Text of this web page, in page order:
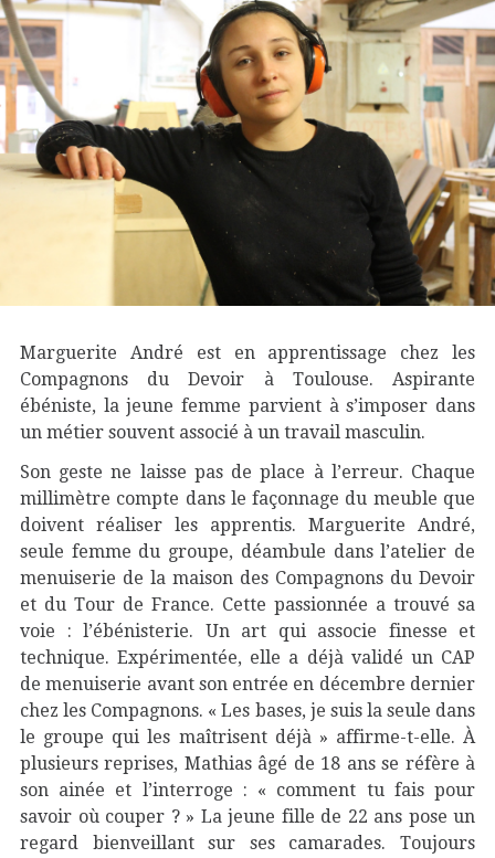
Marguerite André est en apprentissage chez les
Compagnons du Devoir à Toulouse. Aspirante
ébéniste, la jeune femme parvient à s’imposer dans
un métier souvent associé à un travail masculin.
Son geste ne laisse pas de place à l’erreur. Chaque
millimètre compte dans le façonnage du meuble que
doivent réaliser les apprentis. Marguerite André,
seule femme du groupe, déambule dans l’atelier de
menuiserie de la maison des Compagnons du Devoir
et du Tour de France. Cette passionnée a trouvé sa
voie : l’ébénisterie. Un art qui associe finesse et
technique. Expérimentée, elle a déjà validé un CAP
de menuiserie avant son entrée en décembre dernier
chez les Compagnons. « Les bases, je suis la seule dans
le groupe qui les maîtrisent déjà » affirme-t-elle. À
plusieurs reprises, Mathias âgé de 18 ans se réfère à
son ainée et l’interroge : « comment tu fais pour
savoir où couper ? » La jeune fille de 22 ans pose un
regard bienveillant sur ses camarades. Toujours